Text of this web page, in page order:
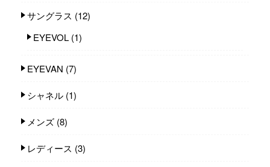
サングラス (12)
EYEVOL (1)
EYEVAN (7)
シャネル (1)
メンズ (8)
レディース (3)